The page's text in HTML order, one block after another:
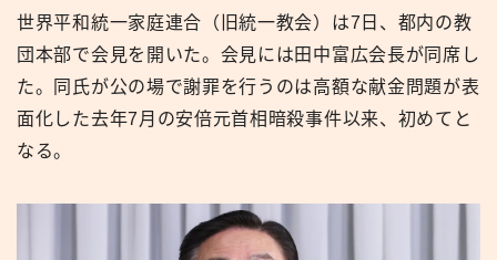
namiten.jp
世界平和統一家庭連合（旧統一教会）は7日、都内の教
団本部で会見を開いた。会見には田中富広会長が同席し
た。同氏が公の場で謝罪を行うのは高額な献金問題が表
面化した去年7月の安倍元首相暗殺事件以来、初めてと
なる。